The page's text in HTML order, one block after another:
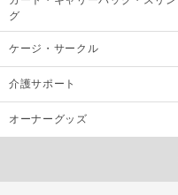
グ
ケージ・サークル
介護サポート
オーナーグッズ